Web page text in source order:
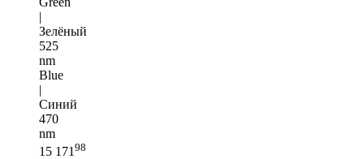
|
Зелёный
525
nm
Blue
|
Синий
470
nm
15 171 98